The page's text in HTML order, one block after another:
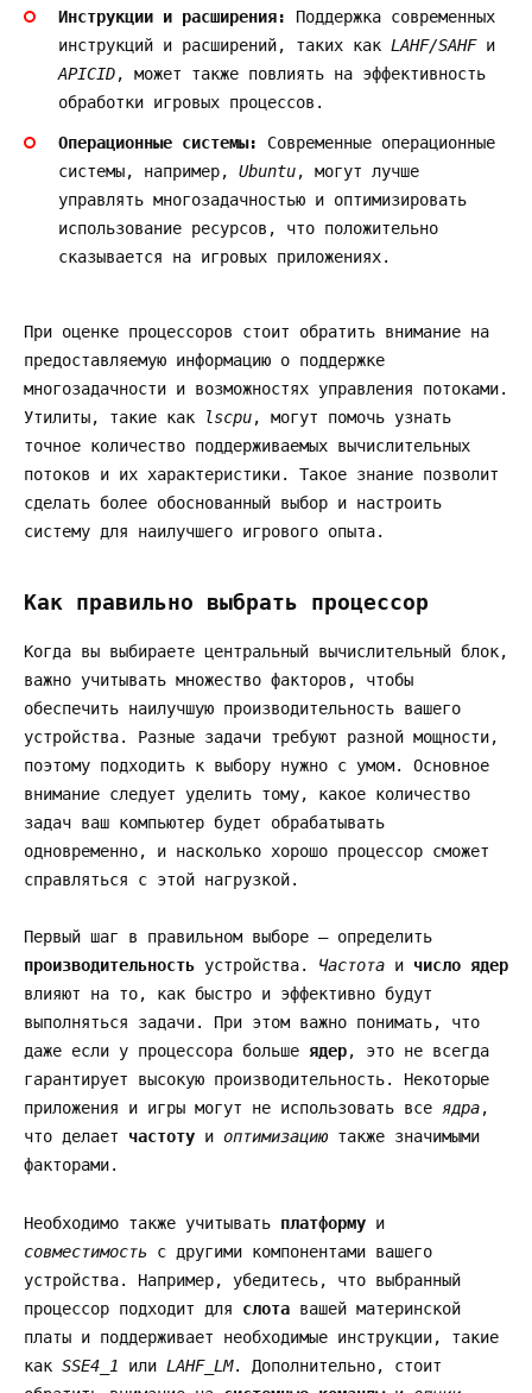
Инструкции и расширения:
Поддержка современных
инструкций и расширений, таких как LAHF/SAHFи
APICID, может также повлиять на эффективность
обработки игровых процессов.
Операционные системы:
Современные операционные
системы, например, Ubuntu, могут лучше
управлять многозадачностью и оптимизировать
использование ресурсов, что положительно
сказывается на игровых приложениях.
При оценке процессоров стоит обратить внимание на
предоставляемую информацию о поддержке
многозадачности и возможностях управления потоками.
Утилиты, такие как
lscpu, могут помочь узнать
точное количество поддерживаемых вычислительных
потоков и их характеристики. Такое знание позволит
сделать более обоснованный выбор и настроить
систему для наилучшего игрового опыта.
Как правильно выбрать процессор
Когда вы выбираете центральный вычислительный блок,
важно учитывать множество факторов, чтобы
обеспечить наилучшую производительность вашего
устройства. Разные задачи требуют разной мощности,
поэтому подходить к выбору нужно с умом. Основное
внимание следует уделить тому, какое количество
задач ваш компьютер будет обрабатывать
одновременно, и насколько хорошо процессор сможет
справляться с этой нагрузкой.
Первый шаг в правильном выборе – определить
производительность устройства. Частота и число ядер
влияют на то, как быстро и эффективно будут
выполняться задачи. При этом важно понимать, что
даже если у процессора больше ядер, это не всегда
гарантирует высокую производительность. Некоторые
приложения и игры могут не использовать все ядра,
что делает частоту и оптимизациютакже значимыми
факторами.
Необходимо также учитывать платформу и
совместимость с другими компонентами вашего
устройства. Например, убедитесь, что выбранный
процессор подходит для слота вашей материнской
платы и поддерживает необходимые инструкции, такие
как SSE4_1 или LAHF_LM. Дополнительно, стоит